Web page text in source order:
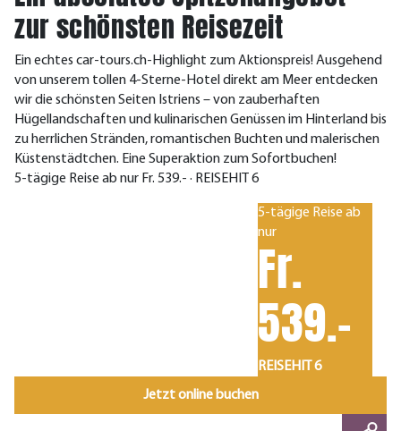
zur schönsten Reisezeit
Ein echtes car-tours.ch-Highlight zum Aktionspreis! Ausgehend
von unserem tollen 4-Sterne-Hotel direkt am Meer entdecken
wir die schönsten Seiten Istriens – von zauberhaften
Hügellandschaften und kulinarischen Genüssen im Hinterland bis
zu herrlichen Stränden, romantischen Buchten und malerischen
Küstenstädtchen. Eine Superaktion zum Sofortbuchen!
5-tägige Reise ab nur Fr. 539.- · REISEHIT 6
5-tägige Reise ab
nur
Fr.
539.-
REISEHIT 6
Jetzt online buchen